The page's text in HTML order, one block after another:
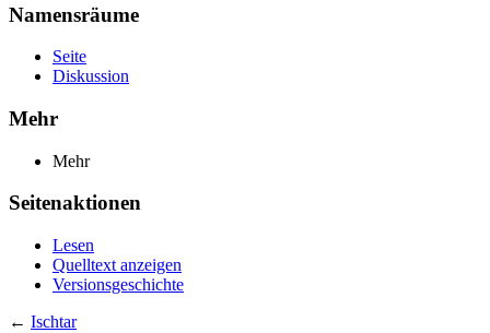
Namensräume
Seite
Diskussion
Mehr
Mehr
Seitenaktionen
Lesen
Quelltext anzeigen
Versionsgeschichte
← Ischtar